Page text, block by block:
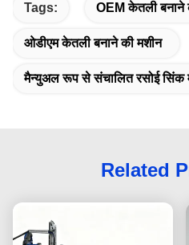
Tags: OEM केतली बनाने
ओडीएम केतली बनाने की मशीन
मैन्युअल रूप से संचालित रसोई सिंक
Related